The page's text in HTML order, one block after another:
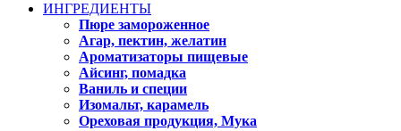
ИНГРЕДИЕНТЫ
Пюре замороженное
Агар, пектин, желатин
Ароматизаторы пищевые
Айсинг, помадка
Ваниль и специи
Изомальт, карамель
Ореховая продукция, Мука